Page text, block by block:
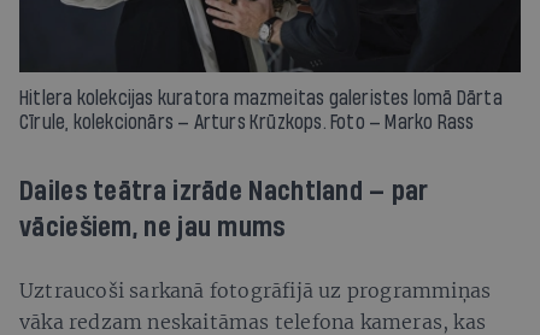
Hitlera kolekcijas kuratora mazmeitas galeristes lomā Dārta
Cīrule, kolekcionārs — Arturs Krūzkops. Foto — Marko Rass
Dailes teātra izrāde Nachtland — par
vāciešiem, ne jau mums
Uztraucoši sarkanā fotogrāfijā uz programmiņas
vāka redzam neskaitāmas telefona kameras, kas